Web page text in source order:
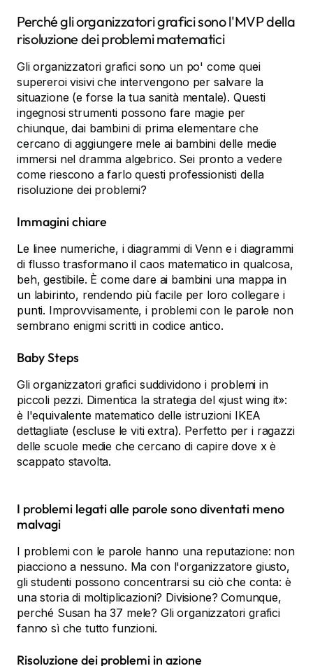
Perché gli organizzatori grafici sono l'MVP della
risoluzione dei problemi matematici
Gli organizzatori grafici sono un po' come quei
supereroi visivi che intervengono per salvare la
situazione (e forse la tua sanità mentale). Questi
ingegnosi strumenti possono fare magie per
chiunque, dai bambini di prima elementare che
cercano di aggiungere mele ai bambini delle medie
immersi nel dramma algebrico. Sei pronto a vedere
come riescono a farlo questi professionisti della
risoluzione dei problemi?
Immagini chiare
Le linee numeriche, i diagrammi di Venn e i diagrammi
di flusso trasformano il caos matematico in qualcosa,
beh, gestibile. È come dare ai bambini una mappa in
un labirinto, rendendo più facile per loro collegare i
punti. Improvvisamente, i problemi con le parole non
sembrano enigmi scritti in codice antico.
Baby Steps
Gli organizzatori grafici suddividono i problemi in
piccoli pezzi. Dimentica la strategia del «just wing it»:
è l'equivalente matematico delle istruzioni IKEA
dettagliate (escluse le viti extra). Perfetto per i ragazzi
delle scuole medie che cercano di capire dove x è
scappato stavolta.
I problemi legati alle parole sono diventati meno
malvagi
I problemi con le parole hanno una reputazione: non
piacciono a nessuno. Ma con l'organizzatore giusto,
gli studenti possono concentrarsi su ciò che conta: è
una storia di moltiplicazioni? Divisione? Comunque,
perché Susan ha 37 mele? Gli organizzatori grafici
fanno sì che tutto funzioni.
Risoluzione dei problemi in azione